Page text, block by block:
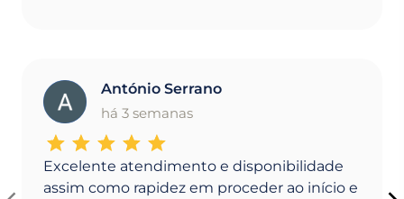
A
António Serrano
há 3 semanas
Excelente atendimento e disponibilidade
assim como rapidez em proceder ao início e